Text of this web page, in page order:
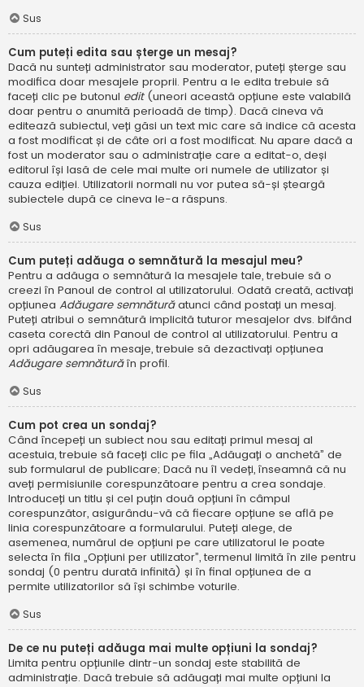
Sus
Cum puteți edita sau șterge un mesaj?
Dacă nu sunteți administrator sau moderator, puteți șterge sau
modifica doar mesajele proprii. Pentru a le edita trebuie să
faceți clic pe butonul edit (uneori această opțiune este valabilă
doar pentru o anumită perioadă de timp). Dacă cineva vă
editează subiectul, veți găsi un text mic care să indice că acesta
a fost modificat și de câte ori a fost modificat. Nu apare dacă a
fost un moderator sau o administrație care a editat-o, deși
editorul își lasă de cele mai multe ori numele de utilizator și
cauza ediției. Utilizatorii normali nu vor putea să-și șteargă
subiectele după ce cineva le-a răspuns.
Sus
Cum puteți adăuga o semnătură la mesajul meu?
Pentru a adăuga o semnătură la mesajele tale, trebuie să o
creezi în Panoul de control al utilizatorului. Odată creată, activați
opțiunea Adăugare semnăturăatunci când postați un mesaj.
Puteți atribui o semnătură implicită tuturor mesajelor dvs. bifând
caseta corectă din Panoul de control al utilizatorului. Pentru a
opri adăugarea în mesaje, trebuie să dezactivați opțiunea
Adăugare semnăturăîn profil.
Sus
Cum pot crea un sondaj?
Când începeți un subiect nou sau editați primul mesaj al
acestuia, trebuie să faceți clic pe fila „Adăugați o anchetă” de
sub formularul de publicare; Dacă nu îl vedeți, înseamnă că nu
aveți permisiunile corespunzătoare pentru a crea sondaje.
Introduceți un titlu și cel puțin două opțiuni în câmpul
corespunzător, asigurându-vă că fiecare opțiune se află pe
linia corespunzătoare a formularului. Puteți alege, de
asemenea, numărul de opțiuni pe care utilizatorul le poate
selecta în fila „Opțiuni per utilizator”, termenul limită în zile pentru
sondaj (0 pentru durată infinită) și în final opțiunea de a
permite utilizatorilor să își schimbe voturile.
Sus
De ce nu puteți adăuga mai multe opțiuni la sondaj?
Limita pentru opțiunile dintr-un sondaj este stabilită de
administrație. Dacă trebuie să adăugați mai multe opțiuni la